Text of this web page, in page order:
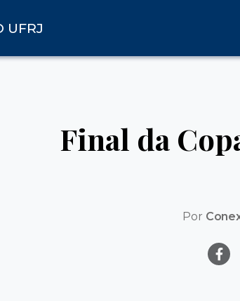
UFRJ
Final da
Por